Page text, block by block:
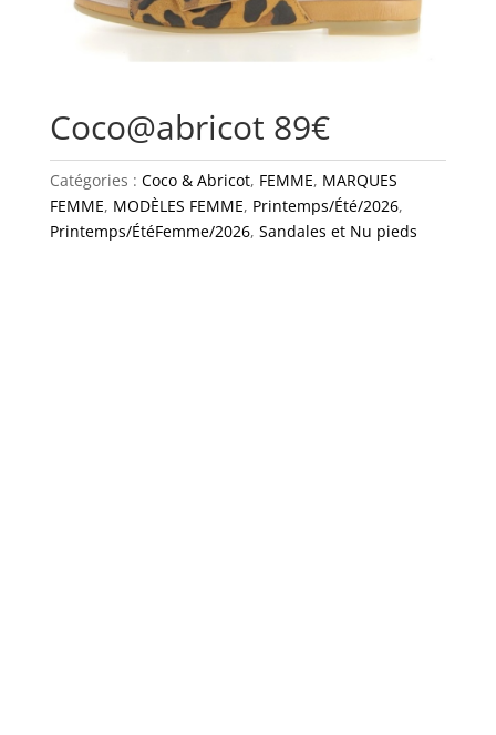
Coco@abricot 89€
Catégories : Coco & Abricot, FEMME, MARQUES
FEMME, MODÈLES FEMME, Printemps/Été/2026,
Printemps/ÉtéFemme/2026, Sandales et Nu pieds